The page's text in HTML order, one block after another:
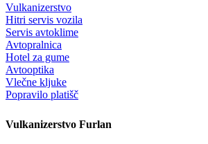
Vulkanizerstvo
Hitri servis vozila
Servis avtoklime
Avtopralnica
Hotel za gume
Avtooptika
Vlečne kljuke
Popravilo platišč
Vulkanizerstvo Furlan